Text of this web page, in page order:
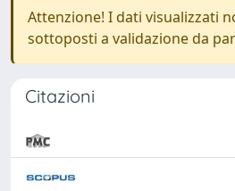
Attenzione! I dati visualizzati
sottoposti a validazione da
Citazioni